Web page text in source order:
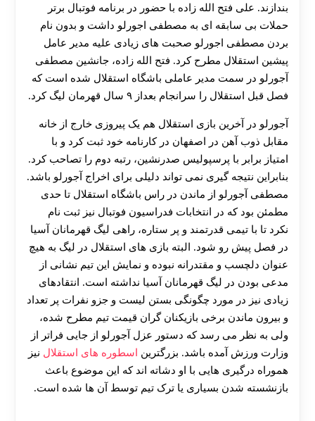
بندازند. علی فتح الله زاده با حضور در برنامه فوتبال برتر
حملات بی سابقه ای به مصطفی اجورلو داشت و بدون نام
بردن مصطفی اجورلو صحبت های زیادی علیه مدیر عامل
پیشین استقلال مطرح کرد. فتح ‌الله‌ زاده، جانشین مصطفی
آجورلو در سمت مدیر عاملی باشگاه استقلال شده است که
فصل قبل استقلال را سرانجام بعداز ۹ سال قهرمان لیگ کرد.
آجورلو در آخرین بازی استقلال هم یک پیروزی خارج از خانه
مقابل ذوب ‌آهن در اصفهان در کارنامه خود ثبت کرد و با
امتیاز برابر با پرسپولیس صدرنشین، رتبه دوم را تصاحب کرد.
بنابراین نتیجه گیری نمی ‌تواند دلیلی برای اخراج آجورلو باشد.
مصطفی آجورلو از ماندن در راس باشگاه استقلال تا حدی
مطمئن بود که در انتخابات فدراسیون فوتبال نیز ثبت نام
نکرد تا با تیمی قدرتمند و پر ستاره، راهی لیگ قهرمانان آسیا
در فصل پیش رو شود. البته بازی‌ های استقلال در لیگ به هیچ
عنوان دلچسب و مقتدرانه نبوده و نمایش این تیم نشانی از
مدعی بودن در لیگ قهرمانان آسیا نداشته است. انتقادهای
زیادی نیز در مورد چگونگی بستن لیست و جزو نفرات پر تعداد
و بیرون ماندن برخی بازیکنان گران قیمت تیم مطرح شده،
ولی به نظر می‌ رسد که دستور عزل آجورلو از جایی فراتر از
وزارت ورزش آمده باشد. بزرگترین
اسطوره های استقلال نیز
هموراه درگیری هایی با او دشاته اند که این موضوع باعث
بازنشسته شدن بسیاری یا ترک تیم توسط آن ها شده است.